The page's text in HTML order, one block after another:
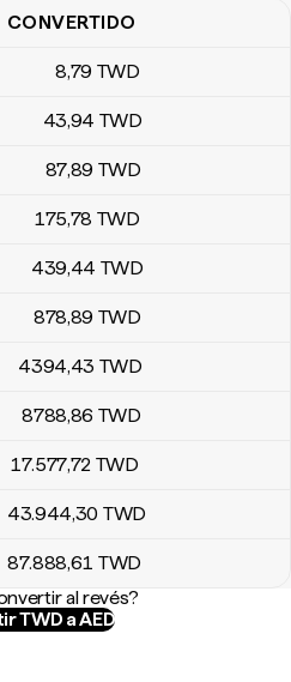
de los Emiratos Árabes Unidos
CONVERTIDO
8,79 TWD
43,94 TWD
87,89 TWD
175,78 TWD
439,44 TWD
878,89 TWD
4394,43 TWD
8788,86 TWD
17.577,72 TWD
43.944,30 TWD
87.888,61 TWD
al revés?
TWD a AED